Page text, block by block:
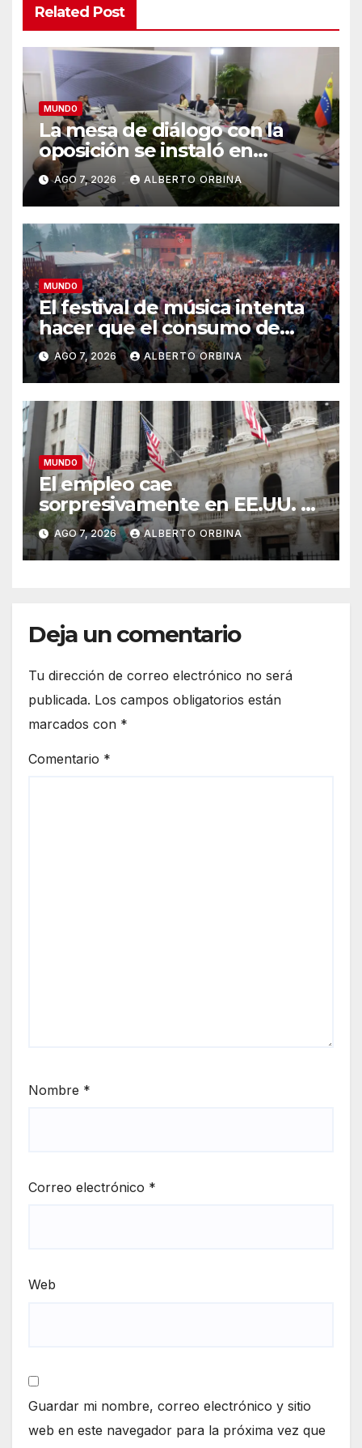
Related Post
MUNDO
La mesa de diálogo con la
oposición se instaló en
Venezuela: se declaró en
sesión permanente y acordó
un calendario hacia el
llamado a elecciones
AGO 7, 2026 ALBERTO ORBINA
MUNDO
El festival de música intenta
hacer que el consumo de
drogas sea más seguro
AGO 7, 2026 ALBERTO ORBINA
MUNDO
El empleo cae
sorpresivamente en EE.UU. y
aumenta la incertidumbre
económica en un año
electoral clave
AGO 7, 2026 ALBERTO ORBINA
Deja un comentario
Tu dirección de correo electrónico no será
publicada. Los campos obligatorios están
marcados con *
Comentario *
Nombre *
Correo electrónico *
Web
Guardar mi nombre, correo electrónico y sitio
web en este navegador para la próxima vez que